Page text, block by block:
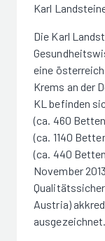
Karl
Die Karl
eine
Krems an der
KL befinden
(ca. 460
(ca. 1140
(ca. 440
November
Austria)
ausgezeichnet.